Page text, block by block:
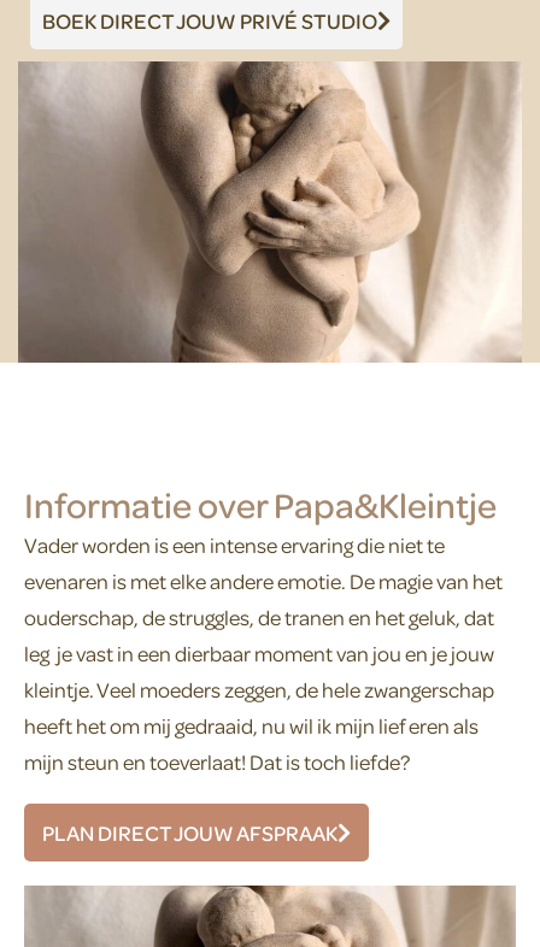
BOEK DIRECT JOUW PRIVÉ STUDIO
Informatie over Papa&Kleintje
Vader worden is een intense ervaring die niet te
evenaren is met elke andere emotie. De magie van het
ouderschap, de struggles, de tranen en het geluk, dat
leg je vast in een dierbaar moment van jou en je jouw
kleintje. Veel moeders zeggen, de hele zwangerschap
heeft het om mij gedraaid, nu wil ik mijn lief eren als
mijn steun en toeverlaat! Dat is toch liefde?
PLAN DIRECT JOUW AFSPRAAK